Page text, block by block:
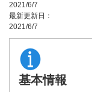
2021/6/7
最新更新日：
2021/6/7
基本情報